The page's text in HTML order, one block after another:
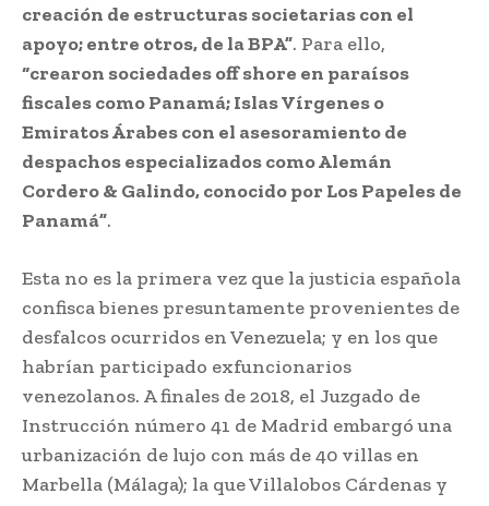
creación de estructuras societarias con el
apoyo; entre otros, de la BPA”. Para ello,
“crearon sociedades off shore en paraísos
fiscales como Panamá; Islas Vírgenes o
Emiratos Árabes con el asesoramiento de
despachos especializados como Alemán
Cordero & Galindo, conocido por Los Papeles de
Panamá”.
Esta no es la primera vez que la justicia española
confisca bienes presuntamente provenientes de
desfalcos ocurridos en Venezuela; y en los que
habrían participado exfuncionarios
venezolanos. A finales de 2018, el Juzgado de
Instrucción número 41 de Madrid embargó una
urbanización de lujo con más de 40 villas en
Marbella (Málaga); la que Villalobos Cárdenas y